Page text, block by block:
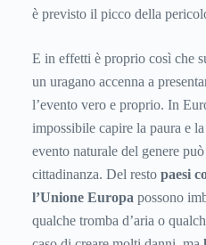
è previsto il picco della
E in effetti è proprio così che
un uragano accenna a
l’evento vero e proprio. In
impossibile capire la paura e
evento naturale del genere
cittadinanza. Del resto paesi
l’Unione Europa possono
qualche tromba d’aria o